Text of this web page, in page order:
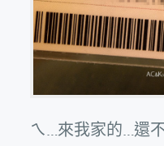
ㄟ…來我家的…還